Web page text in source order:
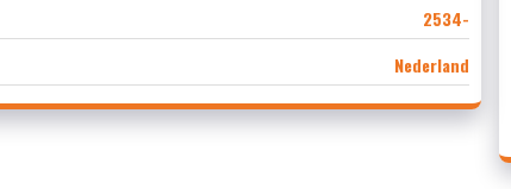
2534-
Nederland